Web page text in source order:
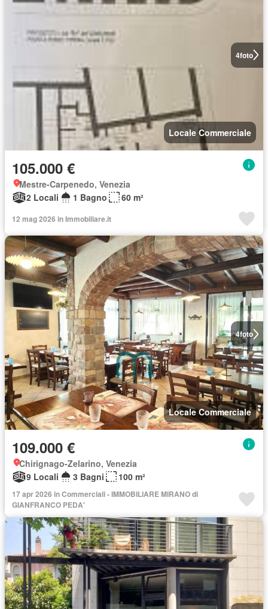
4foto
Locale Commerciale
105.000 €
Mestre-Carpenedo, Venezia
2 Locali
1 Bagno 60 m²
12 mag 2026 in Immobiliare.it
4foto
Locale Commerciale
109.000 €
Chirignago-Zelarino, Venezia
9 Locali
3 Bagni 100 m²
17 apr 2026 in Commerciali - IMMOBILIARE MIRANO di
GIANFRANCO PEDA'